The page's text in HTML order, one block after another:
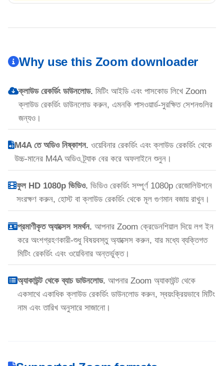
Why use this Zoom downloader
ক্লাউড রেকর্ডিং ডাউনলোড. মিটিং আইডি এবং পাসকোড লিখে Zoom
ক্লাউড রেকর্ডিং ডাউনলোড করুন, এমনকি পাসওয়ার্ড-সুরক্ষিত সেশনগুলির
জন্যও।
M4A তে অডিও নিষ্কাশন. ওয়েবিনার রেকর্ডিং এবং ক্লাউড রেকর্ডিং থেকে
উচ্চ-মানের M4A অডিও ট্র্যাক বের করে অফলাইনে শুনুন।
ফুল HD 1080p ভিডিও. ভিডিও রেকর্ডিং সম্পূর্ণ 1080p রেজোলিউশনে
সংরক্ষণ করুন, হোস্ট বা ক্লাউড রেকর্ডিং থেকে মূল গুণমান বজায় রাখুন।
প্রমাণীকৃত অ্যাক্সেস সমর্থন. আপনার Zoom ক্রেডেনশিয়াল দিয়ে লগ ইন
করে অংশগ্রহণকারী-শুধু বিষয়বস্তু অ্যাক্সেস করুন, যার মধ্যে ব্যক্তিগত
মিটিং রেকর্ডিং এবং ওয়েবিনার অন্তর্ভুক্ত।
অ্যাকাউন্ট থেকে ব্যাচ ডাউনলোড. আপনার Zoom অ্যাকাউন্ট থেকে
একসাথে একাধিক ক্লাউড রেকর্ডিং ডাউনলোড করুন, স্বয়ংক্রিয়ভাবে মিটিং
নাম এবং তারিখ অনুসারে সাজানো।